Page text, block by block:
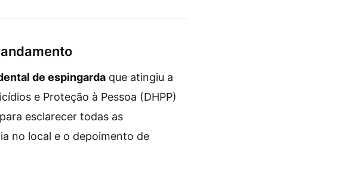
de espingarda que atingiu a
e Proteção à Pessoa (DHPP)
esclarecer todas as
no local e o depoimento de